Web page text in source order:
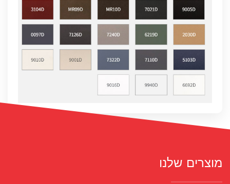
מוצרים שלנו